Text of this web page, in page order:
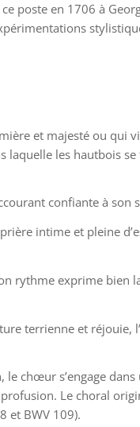
poste en 1706 à
et majesté ou qui
laquelle les hautbois se
confiante à son
intime et pleine
rythme exprime bien
terrienne et réjouie,
chœur s’engage dans
Le choral
et BWV 109).